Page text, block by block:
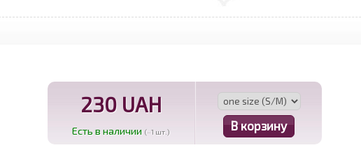
230 UAH
Есть в наличии (~1 шт.)